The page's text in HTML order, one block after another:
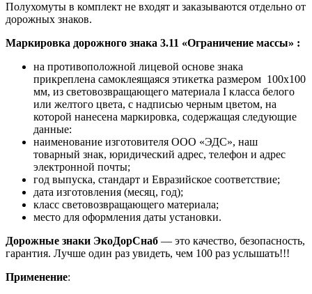
Полухомуты в комплект не входят и заказываются отдельно от
дорожных знаков.
Маркировка дорожного знака 3.11 «Ограничение массы» :
на противоположной лицевой основе знака
прикреплена самоклеящаяся этикетка размером 100х100
мм, из световозвращающего материала I класса белого
или желтого цвета, с надписью черным цветом, на
которой нанесена маркировка, содержащая следующие
данные:
наименование изготовителя ООО «ЭДС», наш
товарный знак, юридический адрес, телефон и адрес
электронной почты;
год выпуска, стандарт и Евразийское соответствие;
дата изготовления (месяц, год);
класс световозвращающего материала;
место для оформления даты установки.
Дорожные знаки ЭкоДорСнаб — это качество, безопасность,
гарантия. Лучше один раз увидеть, чем 100 раз услышать!!!
Применение: